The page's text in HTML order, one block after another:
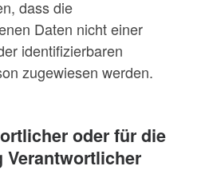
dass die
Daten nicht einer
identifizierbaren
zugewiesen werden.
oder für die
Verantwortlicher